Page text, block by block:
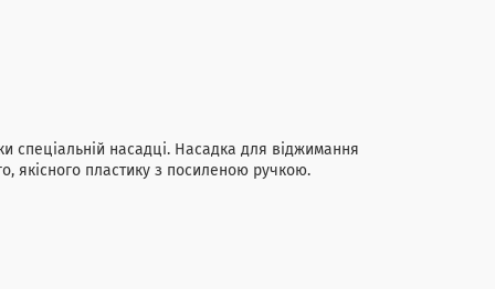
спеціальній насадці. Насадка для віджимання
якісного пластику з посиленою ручкою.